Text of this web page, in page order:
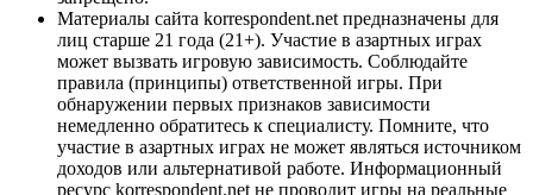
Материалы сайта korrespondent.net предназначены для
лиц старше 21 года (21+). Участие в азартных играх
может вызвать игровую зависимость. Соблюдайте
правила (принципы) ответственной игры. При
обнаружении первых признаков зависимости
немедленно обратитесь к специалисту. Помните, что
участие в азартных играх не может являться источником
доходов или альтернативой работе. Информационный
ресурс korrespondent.net не проводит игры на реальные